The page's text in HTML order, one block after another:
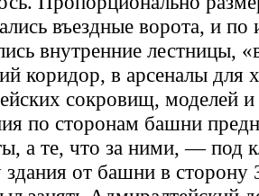
въездные ворота, и по
внутренние лестницы,
коридор, в арсеналы для
сокровищ, моделей и
по сторонам башни
а те, что за ними, — под
здания от башни в сторону